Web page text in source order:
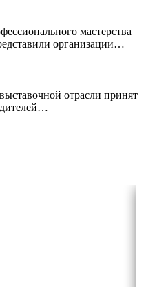
мастерства
организации…
отрасли принят
…